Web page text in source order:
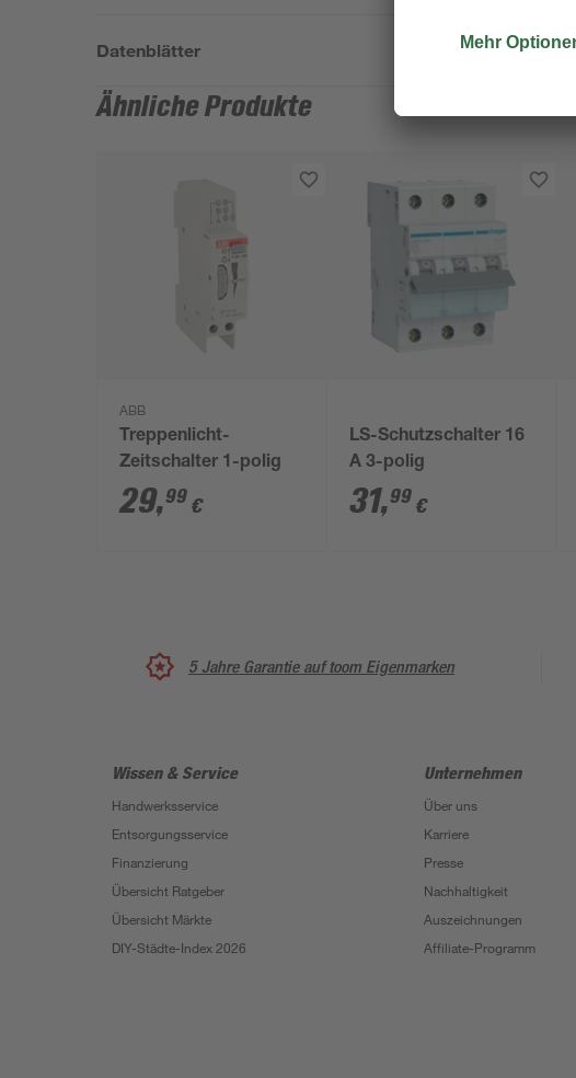
Datenblätter
Ähnliche Produkte
ABB
Treppenlicht-
Zeitschalter 1-polig
29,99 €
LS-Schutzschalter 16
A 3-polig
31,99 €
5 Jahre Garantie auf toom Eigenmarken
Wissen & Service
Handwerksservice
Entsorgungsservice
Finanzierung
Übersicht Ratgeber
Übersicht Märkte
DIY-Städte-Index 2026
Unternehmen
Über uns
Karriere
Presse
Nachhaltigkeit
Auszeichnungen
Affiliate-Programm